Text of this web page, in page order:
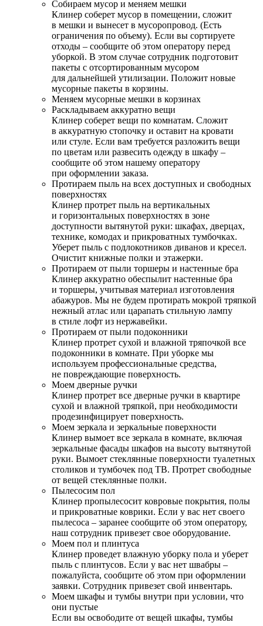
Собираем мусор и меняем мешки
Клинер соберет мусор в помещении, сложит
в мешки и вынесет в мусоропровод. (Есть
ограничения по объему). Если вы сортируете
отходы – сообщите об этом оператору перед
уборкой. В этом случае сотрудник подготовит
пакеты с отсортированным мусором
для дальнейшей утилизации. Положит новые
мусорные пакеты в корзины.
Меняем мусорные мешки в корзинах
Раскладываем аккуратно вещи
Клинер соберет вещи по комнатам. Сложит
в аккуратную стопочку и оставит на кровати
или стуле. Если вам требуется разложить вещи
по цветам или развесить одежду в шкафу –
сообщите об этом нашему оператору
при оформлении заказа.
Протираем пыль на всех доступных и свободных
поверхностях
Клинер протрет пыль на вертикальных
и горизонтальных поверхностях в зоне
доступности вытянутой руки: шкафах, дверцах,
технике, комодах и прикроватных тумбочках.
Уберет пыль с подлокотников диванов и кресел.
Очистит книжные полки и этажерки.
Протираем от пыли торшеры и настенные бра
Клинер аккуратно обеспылит настенные бра
и торшеры, учитывая материал изготовления
абажуров. Мы не будем протирать мокрой тряпкой
нежный атлас или царапать стильную лампу
в стиле лофт из нержавейки.
Протираем от пыли подоконники
Клинер протрет сухой и влажной тряпочкой все
подоконники в комнате. При уборке мы
используем профессиональные средства,
не повреждающие поверхность.
Моем дверные ручки
Клинер протрет все дверные ручки в квартире
сухой и влажной тряпкой, при необходимости
продезинфицирует поверхность.
Моем зеркала и зеркальные поверхности
Клинер вымоет все зеркала в комнате, включая
зеркальные фасады шкафов на высоту вытянутой
руки. Вымоет стеклянные поверхности туалетных
столиков и тумбочек под ТВ. Протрет свободные
от вещей стеклянные полки.
Пылесосим пол
Клинер пропылесосит ковровые покрытия, полы
и прикроватные коврики. Если у вас нет своего
пылесоса – заранее сообщите об этом оператору,
наш сотрудник привезет свое оборудование.
Моем пол и плинтуса
Клинер проведет влажную уборку пола и уберет
пыль с плинтусов. Если у вас нет швабры –
пожалуйста, сообщите об этом при оформлении
заявки. Сотрудник привезет свой инвентарь.
Моем шкафы и тумбы внутри при условии, что
они пустые
Если вы освободите от вещей шкафы, тумбы